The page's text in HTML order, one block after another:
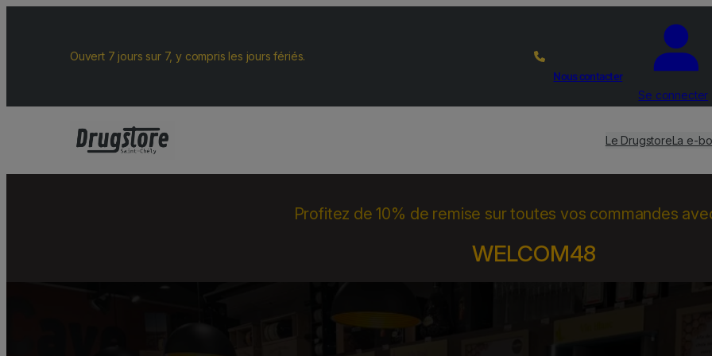
Ouvert 7 jours sur 7, y compris les jours fériés.
Nous contacter
Se connecter
Le DrugstoreLa e-
Profitez de 10% de remise sur toutes vos commandes
WELCOM48